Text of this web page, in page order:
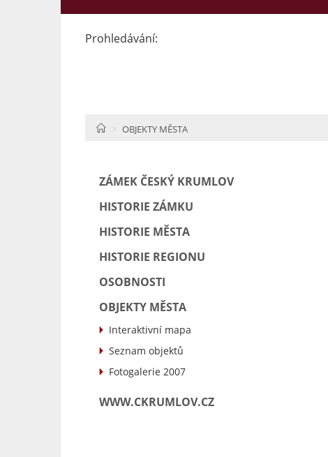
Prohledávání:
HOMEOBJEKTY MĚSTA
ZÁMEK ČESKÝ KRUMLOV
HISTORIE ZÁMKU
HISTORIE MĚSTA
HISTORIE REGIONU
OSOBNOSTI
OBJEKTY MĚSTA
Interaktivní mapa
Seznam objektů
Fotogalerie 2007
WWW.CKRUMLOV.CZ